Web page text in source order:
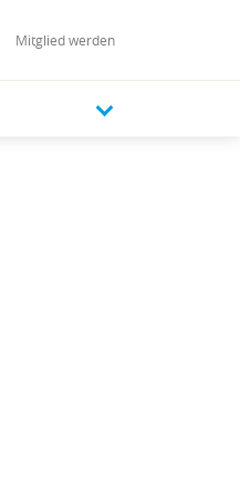
Mitglied werden